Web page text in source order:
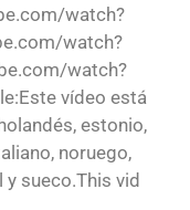
watch?
watch?
watch?
vídeo está
estonio,
noruego,
sueco.This vid